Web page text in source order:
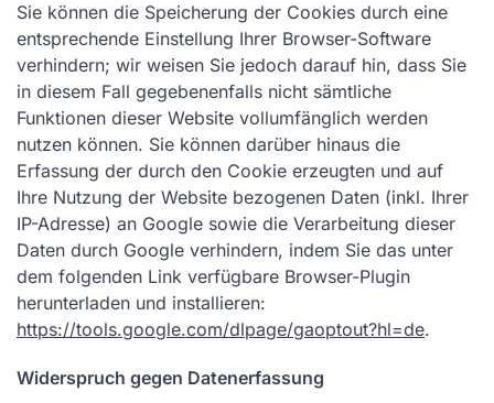
Sie können die Speicherung der Cookies durch eine
entsprechende Einstellung Ihrer Browser-Software
verhindern; wir weisen Sie jedoch darauf hin, dass Sie
in diesem Fall gegebenenfalls nicht sämtliche
Funktionen dieser Website vollumfänglich werden
nutzen können. Sie können darüber hinaus die
Erfassung der durch den Cookie erzeugten und auf
Ihre Nutzung der Website bezogenen Daten (inkl. Ihrer
IP-Adresse) an Google sowie die Verarbeitung dieser
Daten durch Google verhindern, indem Sie das unter
dem folgenden Link verfügbare Browser-Plugin
herunterladen und installieren:
https://tools.google.com/dlpage/gaoptout?hl=de.
Widerspruch gegen Datenerfassung